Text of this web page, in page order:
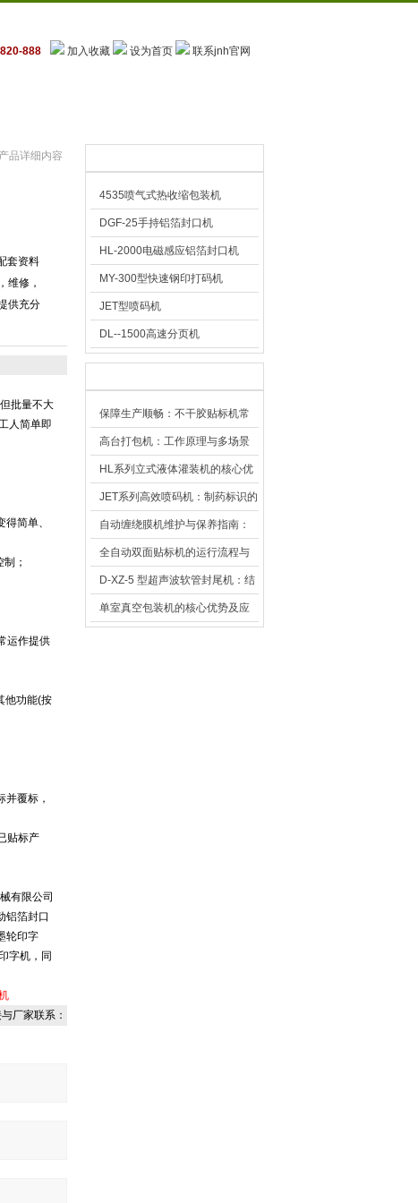
888 加入收藏 设为首页 联系jnh官网
产品详细内容
套资料
维修，
供充分
批量不大
人简单即
简单、
；
运作提供
他功能(按
覆标，
贴标产
有限公司
铝箔封口
轮印字
字机，同
厂家联系：
4535喷气式热收缩包装机
DGF-25手持铝箔封口机
HL-2000电磁感应铝箔封口机
MY-300型快速钢印打码机
JET型喷码机
DL--1500高速分页机
保障生产顺畅：不干胶贴标机常
见故障排查方法
高台打包机：工作原理与多场景
应用解析
HL系列立式液体灌装机的核心优
势及应用解析
JET系列高效喷码机：制药标识的
可靠帮手
自动缠绕膜机维护与保养指南：
延长寿命与高效运行的秘诀
全自动双面贴标机的运行流程与
日常维护方法
D-XZ-5 型超声波软管封尾机：结
构解析与性能优势
单室真空包装机的核心优势及应